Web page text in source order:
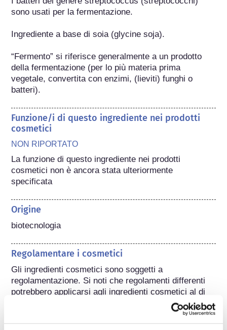
sono usati per la fermentazione.
Ingrediente a base di soia (glycine soja).
“Fermento” si riferisce generalmente a un prodotto
della fermentazione (per lo più materia prima
vegetale, convertita con enzimi, (lieviti) funghi o
batteri).
Funzione/i di questo ingrediente nei prodotti
cosmetici
NON RIPORTATO
La funzione di questo ingrediente nei prodotti
cosmetici non è ancora stata ulteriormente
specificata
Origine
biotecnologia
Regolamentare i cosmetici
Gli ingredienti cosmetici sono soggetti a
regolamentazione. Si noti che regolamenti differenti
potrebbero applicarsi agli ingredienti cosmetici al di